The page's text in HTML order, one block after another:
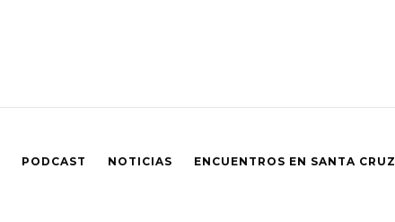
PODCAST NOTICIAS ENCUENTROS EN SANTA CRUZ